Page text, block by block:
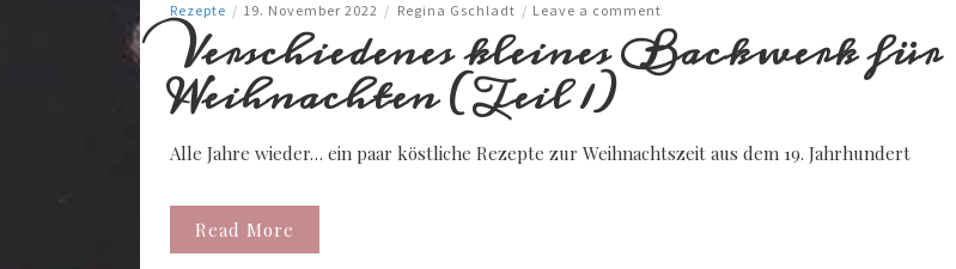
Rezepte / 19. November 2022 / Regina Gschladt / Leave a comment
Verschiedenes kleines Backwerk für
Weihnachten (Teil 1)
Alle Jahre wieder… ein paar köstliche Rezepte zur Weihnachtszeit aus dem 19. Jahrhundert
Read More